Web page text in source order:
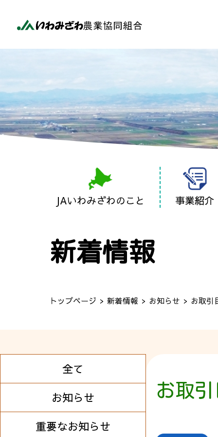
JAいわみざわのこと 事業紹介
新着情報
トップページ 新着情報 お知らせ お取引
全て
お知らせ
重要なお知らせ
お取